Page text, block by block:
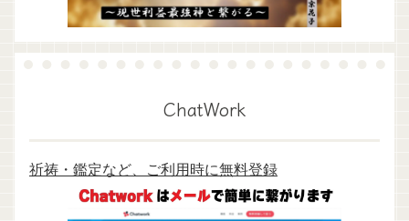
ChatWork
祈祷・鑑定など、ご利用時に無料登録